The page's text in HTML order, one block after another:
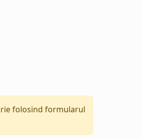
folosind formularul